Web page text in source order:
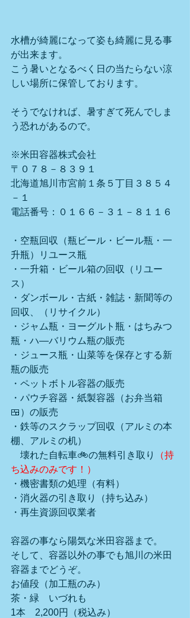
水槽が綺麗になって姿も綺麗に見る事
が出来ます。
こう暑いとなるべく日の当たらない涼
しい場所に保管しております。
そうでなければ、暑すぎて死んでしま
う恐れがあるので。
※米田容器株式会社
〒０７８－８３９１
北海道旭川市宮前１条５丁目３８５４
－１
電話番号：０１６６－３１－８１１６
・空瓶回収（瓶ビール・ビール瓶・一
升瓶）リユース瓶
・一升箱・ビール箱の回収（リユー
ス）
・ダンボール・古紙・雑誌・新聞等の
回収、（リサイクル）
・ジャム瓶・ヨーグルト瓶・はちみつ
瓶・ハ―バリウム瓶の販売
・ジュース瓶・山菜等を保存とする新
瓶の販売
・ペットボトル容器の販売
・パウチ容器・紙製容器（お弁当箱
🍱）の販売
・鉄等のスクラップ回収（アルミの本
棚、アルミの机）
壊れた自転車🚲の無料引き取り
（持
ち込みのみです！）
・機密書類の処理（有料）
・消火器の引き取り（持ち込み）
・再生資源回収業者
容器の事なら陽気な米田容器まで。
そして、容器以外の事でも旭川の米田
容器までどうぞ。
お値段（加工瓶のみ）
茶・緑　いづれも
1本　2,200円（税込み）